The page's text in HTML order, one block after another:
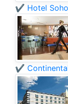
✔️ Hotel
✔️